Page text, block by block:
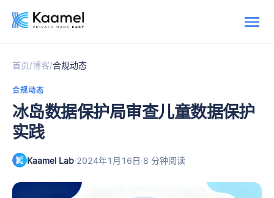
首页/博客/合规动态
合规动态
冰岛数据保护局审查儿童数据保护
实践
Kaamel Lab·2024年1月16日·8 分钟阅读